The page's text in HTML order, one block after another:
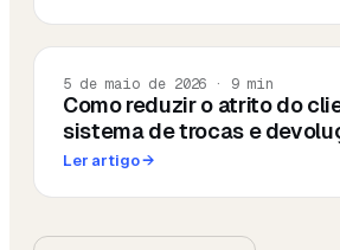
5 de maio de 2026 · 9min
Como reduzir o atrito do
sistema de trocas e
Ler artigo→